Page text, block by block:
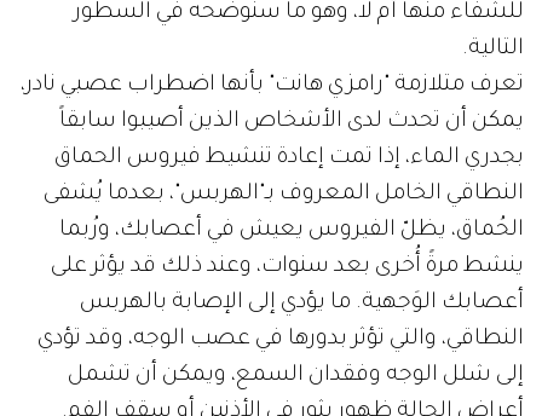
للشفاء منها أم لا، وهو ما سنوضحه في السطور
التالية.
تعرف متلازمة "رامزي هانت" بأنها اضطراب عصبي نادر،
يمكن أن تحدث لدى الأشخاص الذين أصيبوا سابقاً
بجدري الماء، إذا تمت إعادة تنشيط فيروس الحماق
النطاقي الخامل المعروف بـ"الهربس"، بعدما يُشفى
الحُماق، يظلّ الفيروس يعيش في أعصابك، ورُبما
ينشط مرةً أُخرى بعد سنوات، وعند ذلك قد يؤثر على
أعصابك الوَجهية. ما يؤدي إلى الإصابة بالهربس
النطاقي، والتي تؤثر بدورها في عصب الوجه، وقد تؤدي
إلى شلل الوجه وفقدان السمع، ويمكن أن تشمل